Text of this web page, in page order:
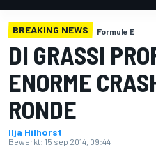
BREAKING NEWS Formule E
DI GRASSI
ENORME
RONDE
Ilja Hilhorst
Bewerkt: 15 sep 2014, 09:44